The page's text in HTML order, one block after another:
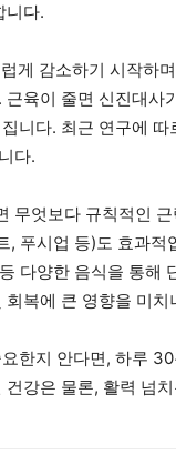
니다.
게 감소하기 시작하
육이 줄면 신진대
니다. 최근 연구에
다.
무엇보다 규칙적인
, 푸시업 등)도 효과
다양한 음식을 통해
복에 큰 영향을 미
한지 안다면, 하루
강은 물론, 활력 넘